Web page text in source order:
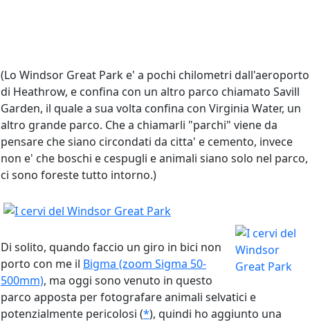
(Lo Windsor Great Park e' a pochi chilometri dall'aeroporto
di Heathrow, e confina con un altro parco chiamato Savill
Garden, il quale a sua volta confina con Virginia Water, un
altro grande parco. Che a chiamarli "parchi" viene da
pensare che siano circondati da citta' e cemento, invece
non e' che boschi e cespugli e animali siano solo nel parco,
ci sono foreste tutto intorno.)
Di solito, quando faccio un giro in bici non
porto con me il Bigma (zoom Sigma 50-
500mm), ma oggi sono venuto in questo
parco apposta per fotografare animali selvatici e
potenzialmente pericolosi (*), quindi ho aggiunto una